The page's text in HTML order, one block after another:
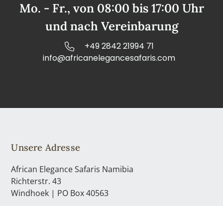
Mo. - Fr., von 08:00 bis 17:00 Uhr
und nach Vereinbarung
+49 2842 21994 71
info@africanelegancesafaris.com
Unsere Adresse
African Elegance Safaris Namibia
Richterstr. 43
Windhoek | PO Box 40563